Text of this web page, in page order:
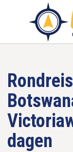
Overslaan
de
dagen